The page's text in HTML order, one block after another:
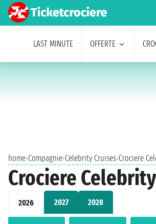
LAST MINUTE OFFERTE
home›Compagnie›Celebrity Cruises›Crociere
Crociere
2026 2027 2028